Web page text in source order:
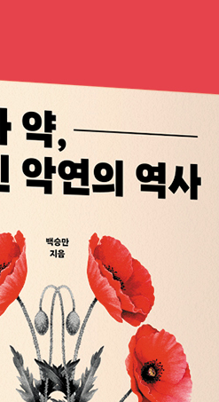
| 휴가 중에 터진 대박 | 초특급
상후스트레스장애 | PTSD 치료